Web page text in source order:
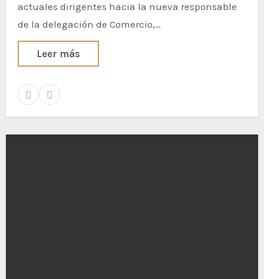
actuales dirigentes hacia la nueva responsable
de la delegación de Comercio,…
Leer más